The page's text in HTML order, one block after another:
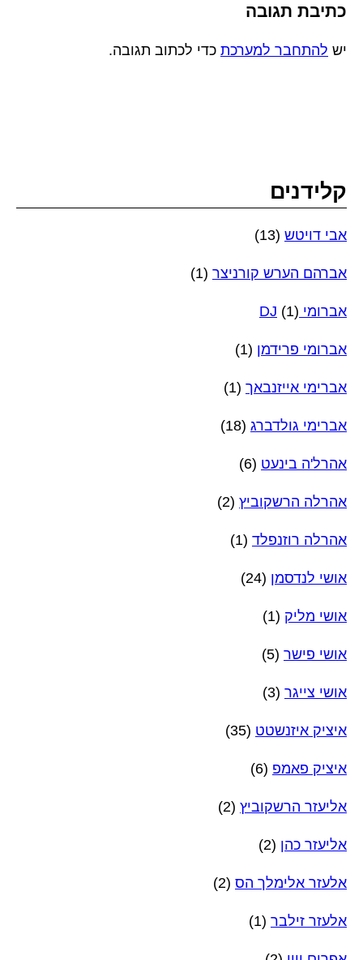
כתיבת תגובה
יש להתחבר למערכת כדי לכתוב תגובה.
קלידנים
אבי דויטש (13)
אברהם הערש קורניצר (1)
אברומי DJ (1)
אברומי פרידמן (1)
אברימי אייזנבאך (1)
אברימי גולדברג (18)
אהרל'ה בינעט (6)
אהרלה הרשקוביץ (2)
אהרלה רוזנפלד (1)
אושי לנדסמן (24)
אושי מליק (1)
אושי פישר (5)
אושי צייגר (3)
איציק איזנשטט (35)
איציק פאמפ (6)
אליעזר הרשקוביץ (2)
אליעזר כהן (2)
אלעזר אלימלך הס (2)
אלעזר זילבר (1)